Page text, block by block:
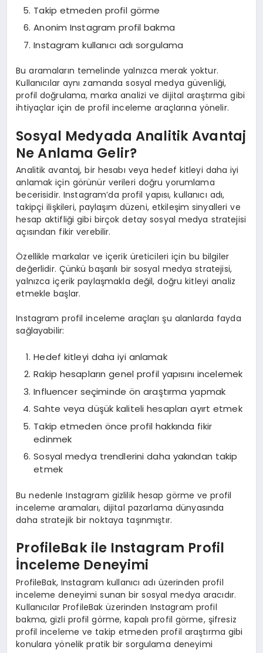
Takip etmeden profil görme
Anonim Instagram profil bakma
Instagram kullanıcı adı sorgulama
Bu aramaların temelinde yalnızca merak yoktur.
Kullanıcılar aynı zamanda sosyal medya güvenliği,
profil doğrulama, marka analizi ve dijital araştırma gibi
ihtiyaçlar için de profil inceleme araçlarına yönelir.
Sosyal Medyada Analitik Avantaj
Ne Anlama Gelir?
Analitik avantaj, bir hesabı veya hedef kitleyi daha iyi
anlamak için görünür verileri doğru yorumlama
becerisidir. Instagram’da profil yapısı, kullanıcı adı,
takipçi ilişkileri, paylaşım düzeni, etkileşim sinyalleri ve
hesap aktifliği gibi birçok detay sosyal medya stratejisi
açısından fikir verebilir.
Özellikle markalar ve içerik üreticileri için bu bilgiler
değerlidir. Çünkü başarılı bir sosyal medya stratejisi,
yalnızca içerik paylaşmakla değil, doğru kitleyi analiz
etmekle başlar.
Instagram profil inceleme araçları şu alanlarda fayda
sağlayabilir:
Hedef kitleyi daha iyi anlamak
Rakip hesapların genel profil yapısını incelemek
Influencer seçiminde ön araştırma yapmak
Sahte veya düşük kaliteli hesapları ayırt etmek
Takip etmeden önce profil hakkında fikir
edinmek
Sosyal medya trendlerini daha yakından takip
etmek
Bu nedenle Instagram gizlilik hesap görme ve profil
inceleme aramaları, dijital pazarlama dünyasında
daha stratejik bir noktaya taşınmıştır.
ProfileBak ile Instagram Profil
İnceleme Deneyimi
ProfileBak, Instagram kullanıcı adı üzerinden profil
inceleme deneyimi sunan bir sosyal medya aracıdır.
Kullanıcılar ProfileBak üzerinden Instagram profil
bakma, gizli profil görme, kapalı profil görme, şifresiz
profil inceleme ve takip etmeden profil araştırma gibi
konulara yönelik pratik bir sorgulama deneyimi